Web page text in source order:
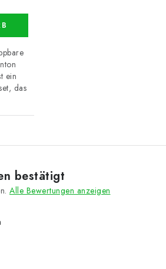
ein
das
bestätigt
Alle Bewertungen anzeigen